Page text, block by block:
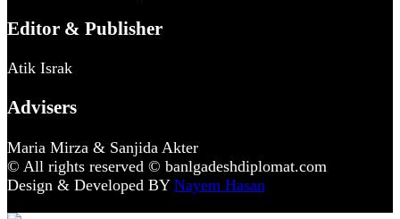
Editor & Publisher
Atik Israk
Advisers
Maria Mirza & Sanjida Akter
© All rights reserved © banlgadeshdiplomat.com
Design & Developed BY Nayem Hasan